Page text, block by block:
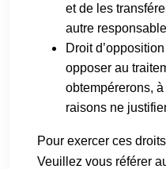
et de les
autre
Droit
opposer au
obtempérerons,
raisons ne
Pour exercer ces
Veuillez vous référer